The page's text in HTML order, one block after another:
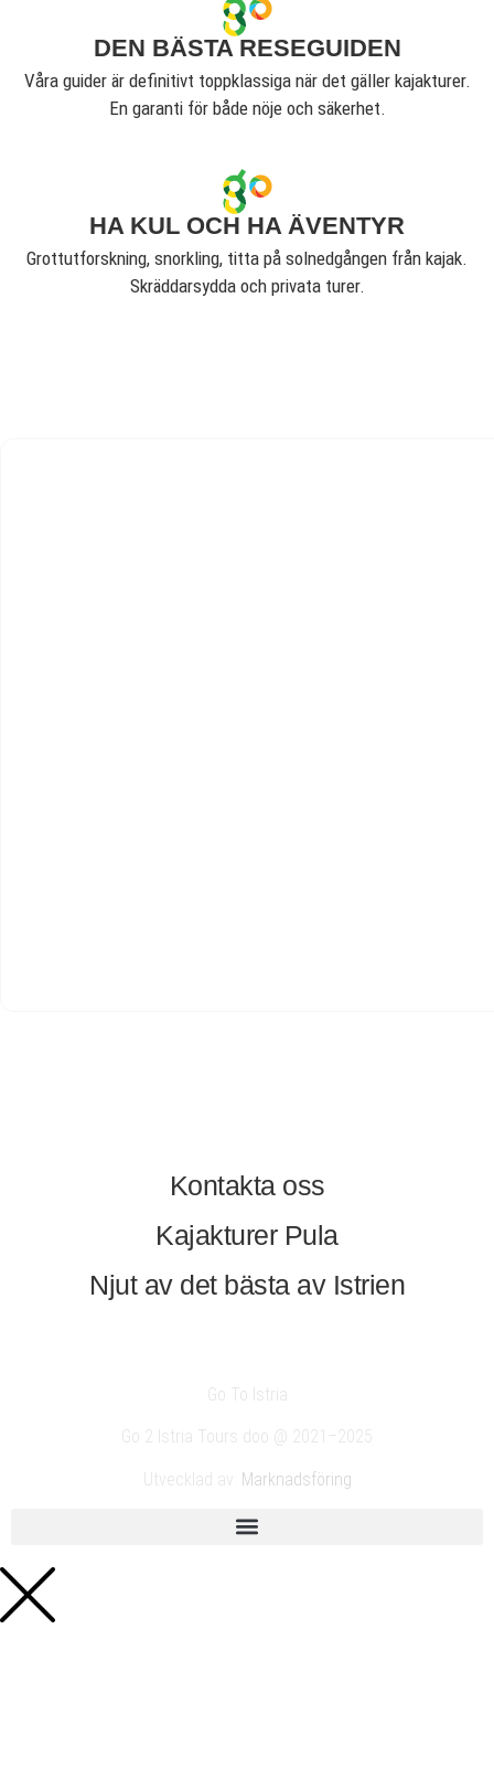
DEN BÄSTA RESEGUIDEN
Våra guider är definitivt toppklassiga när det gäller kajakturer.
En garanti för både nöje och säkerhet.
HA KUL OCH HA ÄVENTYR
Grottutforskning, snorkling, titta på solnedgången från kajak.
Skräddarsydda och privata turer.
Kontakta oss
Kajakturer Pula
Njut av det bästa av Istrien
Go To Istria
Go 2 Istria Tours doo @ 2021–2025
Utvecklad av: Marknadsföring